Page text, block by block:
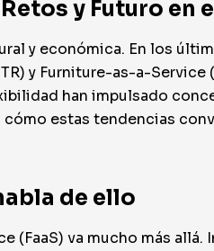
y Futuro en
y económica. En los
y Furniture-as-a-Service
han impulsado
estas tendencias
de ello
(FaaS) va mucho más